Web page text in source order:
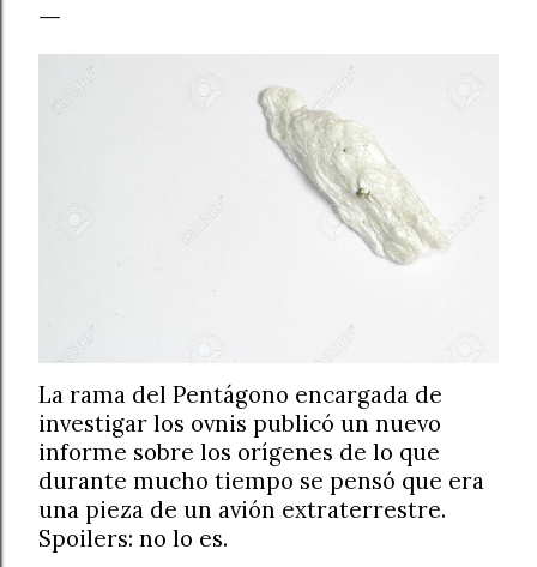
La rama del Pentágono encargada de
investigar los ovnis publicó un nuevo
informe sobre los orígenes de lo que
durante mucho tiempo se pensó que era
una pieza de un avión extraterrestre.
Spoilers: no lo es.